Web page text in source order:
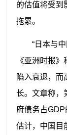
的估值将受到
拖累。
“日本与
《亚洲时报
陷入衰退，而
长。文章称，
府债务占
估计，中国目